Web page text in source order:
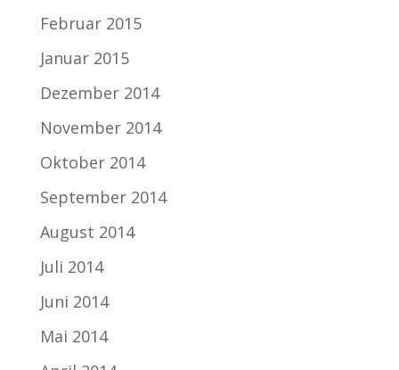
Februar 2015
Januar 2015
Dezember 2014
November 2014
Oktober 2014
September 2014
August 2014
Juli 2014
Juni 2014
Mai 2014